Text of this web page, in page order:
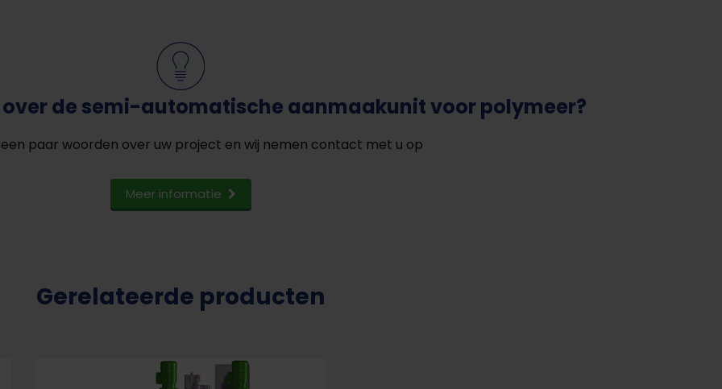
de semi-automatische aanmaakunit voor polymeer?
een paar woorden over uw project en wij nemen contact met u op
Meer informatie
Gerelateerde producten